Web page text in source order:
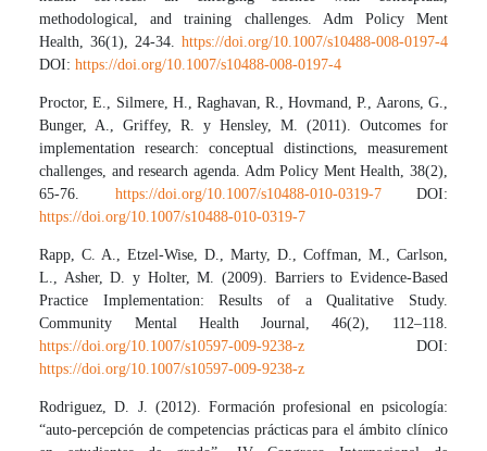
methodological, and training challenges. Adm Policy Ment
Health, 36(1), 24-34. https://doi.org/10.1007/s10488-008-0197-4
DOI:https://doi.org/10.1007/s10488-008-0197-4
Proctor, E., Silmere, H., Raghavan, R., Hovmand, P., Aarons, G.,
Bunger, A., Griffey, R. y Hensley, M. (2011). Outcomes for
implementation research: conceptual distinctions, measurement
challenges, and research agenda. Adm Policy Ment Health, 38(2),
65-76. https://doi.org/10.1007/s10488-010-0319-7DOI:
https://doi.org/10.1007/s10488-010-0319-7
Rapp, C. A., Etzel-Wise, D., Marty, D., Coffman, M., Carlson,
L., Asher, D. y Holter, M. (2009). Barriers to Evidence-Based
Practice Implementation: Results of a Qualitative Study.
Community Mental Health Journal, 46(2), 112–118.
https://doi.org/10.1007/s10597-009-9238-z DOI:
https://doi.org/10.1007/s10597-009-9238-z
Rodriguez, D. J. (2012). Formación profesional en psicología:
“auto-percepción de competencias prácticas para el ámbito clínico